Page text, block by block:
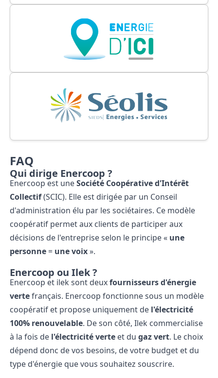
FAQ
Qui dirige Enercoop ?
Enercoop est uneSociété Coopératived'Intérêt
Collectif(SCIC). Elle est dirigée par un Conseil
d'administration élu par les sociétaires. Ce modèle
coopératif permet aux clients de participer aux
décisions de l'entreprise selon le principe « une
personne = unevoix».
Enercoop ou Ilek ?
Enercoop et ilek sont deuxfournisseursd'énergie
vertefrançais. Enercoop fonctionne sous un modèle
coopératif et propose uniquement de l'électricité
100% renouvelable. De son côté, Ilek commercialise
à la fois de l'électricitéverte et du gazvert. Le choix
dépend donc de vos besoins, de votre budget et du
type d'énergie que vous souhaitez souscrire.